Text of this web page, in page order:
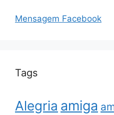
Mensagem Facebook
Tags
Alegria amiga